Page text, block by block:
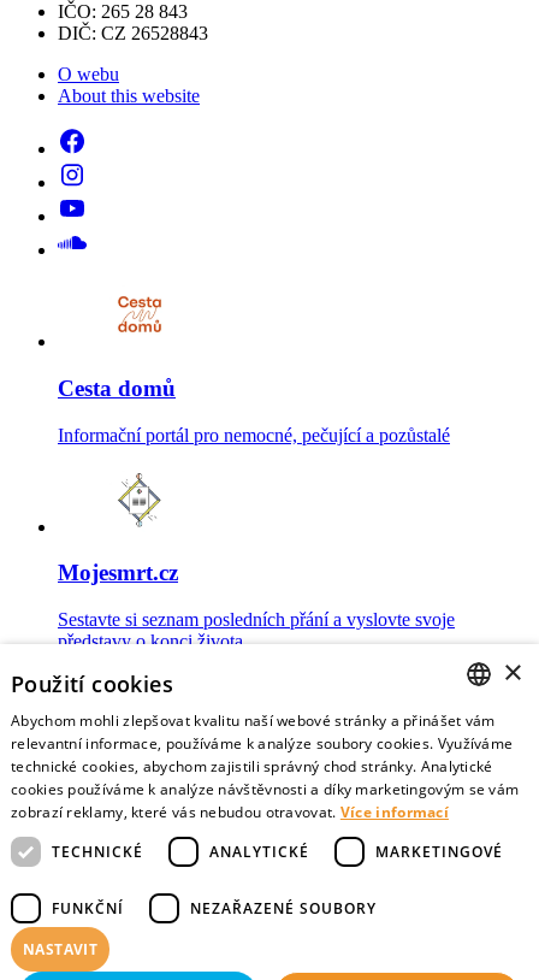
IČO: 265 28 843
DIČ: CZ 26528843
O webu
About this website
Cesta domů
Informační portál pro nemocné, pečující a pozůstalé
Mojesmrt.cz
Sestavte si seznam posledních přání a vyslovte svoje
představy o konci života
Data o umírání
Nejnovější data o postojích veřejnosti a zdravotníků k umírání
Virtuální vzpomínky
CZECH
ENGLISH
×
Použití cookies
Abychom mohli zlepšovat kvalitu naší webové stránky a přinášet vám
relevantní informace, používáme k analýze soubory cookies. Využíváme
technické cookies, abychom zajistili správný chod stránky. Analytické
cookies používáme k analýze návštěvnosti a díky marketingovým se vám
zobrazí reklamy, které vás nebudou otravovat. Více informací
TECHNICKÉ
ANALYTICKÉ MARKETINGOVÉ
FUNKČNÍ NEZAŘAZENÉ SOUBORY
NASTAVIT